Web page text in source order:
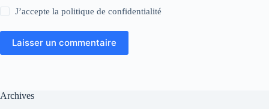
J’accepte lapolitique de confidentialité
Laisser un commentaire
Archives